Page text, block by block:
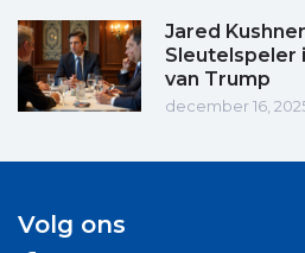
Jared
Sleutelspeler
van Trump
december 16,
Volg ons